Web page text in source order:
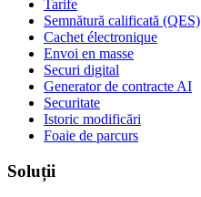
Tarife
Semnătură calificată (QES)
Cachet électronique
Envoi en masse
Securi digital
Generator de contracte AI
Securitate
Istoric modificări
Foaie de parcurs
Soluții